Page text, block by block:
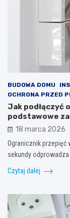
BUDOWA DOMU
OCHRONA PRZED
Jak podłączyć
podstawowe
18 marca 2026
Ogranicznik
sekundy
Czytaj dalej